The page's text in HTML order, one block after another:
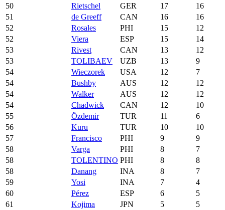
50
Rietschel GER 17
16
51
de Greeff CAN 16
16
52
Rosales PHI 15
12
52
Viera ESP 15
14
53
Rivest CAN 13
12
53
TOLIBAEV UZB 13
9
54
Wieczorek USA 12
7
54
Bushby AUS 12
12
54
Walker AUS 12
12
54
Chadwick CAN 12
10
55
Özdemir TUR 11
6
56
Kuru TUR 10
10
57
Francisco PHI 9
9
58
Varga PHI 8
7
58
TOLENTINO PHI 8
8
58
Danang INA 8
7
59
Yosi INA 7
4
60
Pérez ESP 6
5
61
Kojima JPN 5
5